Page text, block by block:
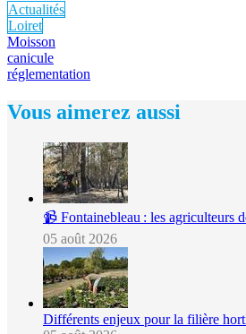
Actualités
Loiret
Moisson
canicule
réglementation
Vous aimerez aussi
📹 Fontainebleau : les agriculteurs
05 août 2026
Différents enjeux pour la filière